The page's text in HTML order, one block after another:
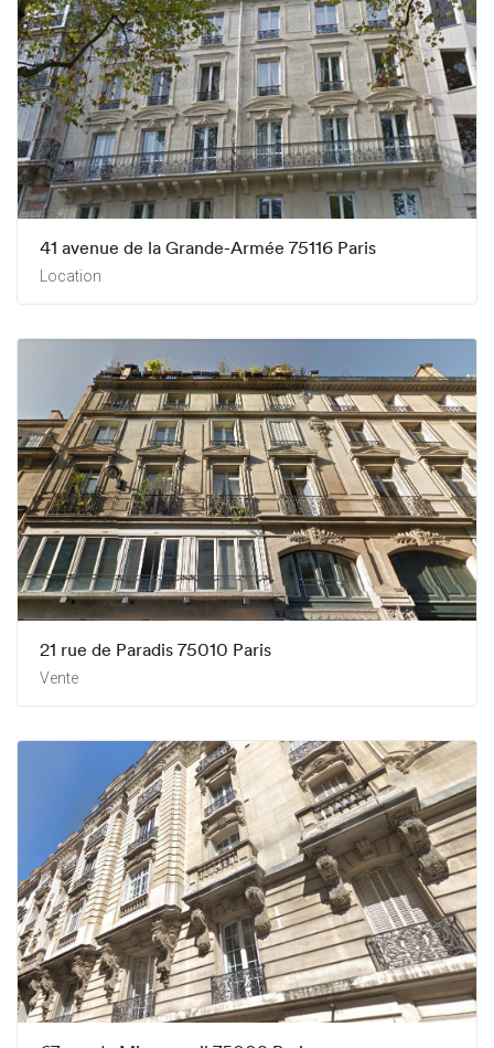
41 avenue de la Grande-Armée 75116 Paris
Location
21 rue de Paradis 75010 Paris
Vente